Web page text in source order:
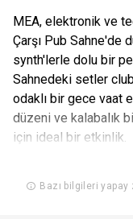
MEA, elektronik ve
Çarşı Pub Sahne'de
synth'lerle dolu bir
Sahnedeki setler
odaklı bir gece vaat
düzeni ve kalabalık
için ideal bir etkinlik.
Bazı bilgileri